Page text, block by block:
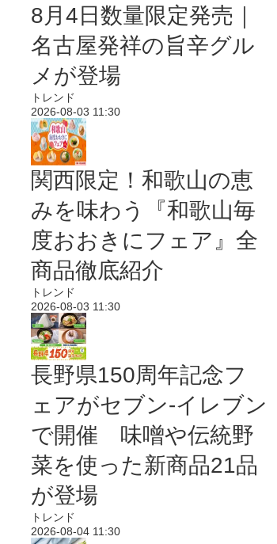
8月4日数量限定発売｜
名古屋発祥の旨辛グル
メが登場
トレンド
2026-08-03 11:30
関西限定！和歌山の恵
みを味わう『和歌山毎
度おおきにフェア』全
商品徹底紹介
トレンド
2026-08-03 11:30
長野県150周年記念フ
ェアがセブン-イレブン
で開催 味噌や伝統野
菜を使った新商品21品
が登場
トレンド
2026-08-04 11:30